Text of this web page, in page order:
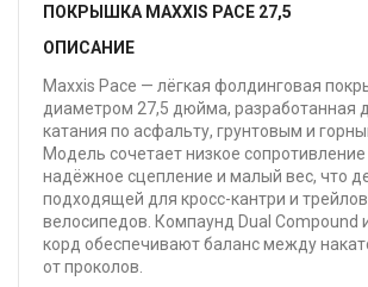
ПОКРЫШКА MAXXIS PACE 27,5
ОПИСАНИЕ
Maxxis Pace — лёгкая фолдинговая
диаметром 27,5 дюйма, разработанная
катания по асфальту, грунтовым и
Модель сочетает низкое
надёжное сцепление и малый вес, что
подходящей для кросс-кантри и
велосипедов. Компаунд Dual Compound
корд обеспечивают баланс между
от проколов.